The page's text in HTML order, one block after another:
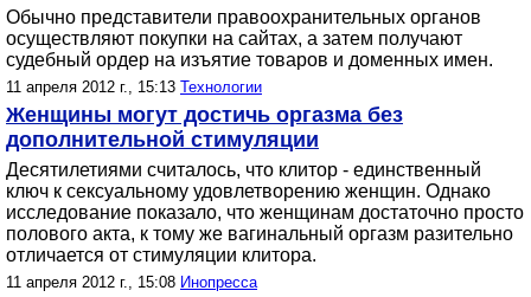
Обычно представители правоохранительных органов
осуществляют покупки на сайтах, а затем получают
судебный ордер на изъятие товаров и доменных имен.
11 апреля 2012 г., 15:13 Технологии
Женщины могут достичь оргазма без
дополнительной стимуляции
Десятилетиями считалось, что клитор - единственный
ключ к сексуальному удовлетворению женщин. Однако
исследование показало, что женщинам достаточно просто
полового акта, к тому же вагинальный оргазм разительно
отличается от стимуляции клитора.
11 апреля 2012 г., 15:08 Инопресса